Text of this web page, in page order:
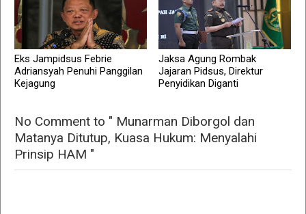
Eks Jampidsus Febrie
Adriansyah Penuhi Panggilan
Kejagung
Jaksa Agung Rombak
Jajaran Pidsus, Direktur
Penyidikan Diganti
No Comment to " Munarman Diborgol dan
Matanya Ditutup, Kuasa Hukum: Menyalahi
Prinsip HAM "